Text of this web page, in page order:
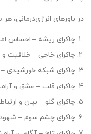
در باورهای انرژی‌درمانی، هر
چاکرای ریشه – احساس
چاکرای خاجی – خلاقیت
چاکرای شبکه خورشیدی –
چاکرای قلب – عشق و
چاکرای گلو – بیان و ارتباط
چاکرای چشم سوم – شهود